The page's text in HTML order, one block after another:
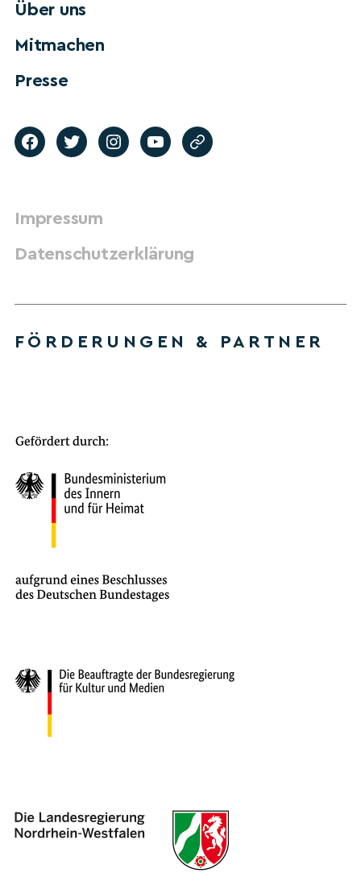
Über uns
Mitmachen
Presse
Impressum
Datenschutzerklärung
FÖRDERUNGEN & PARTNER